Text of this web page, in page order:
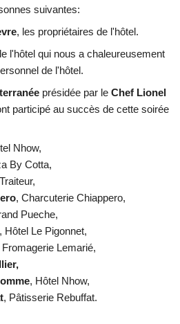
suivantes:
, les propriétaires de l'hôtel.
l'hôtel qui nous a chaleureusement
de l'hôtel.
présidée par le Chef Lionel
participé au succès de cette soirée
Nhow,
By Cotta,
, Charcuterie Chiappero,
Pueche,
, Hôtel Le Pigonnet,
Fromagerie Lemarié,
, Hôtel Nhow,
, Pâtisserie Rebuffat.